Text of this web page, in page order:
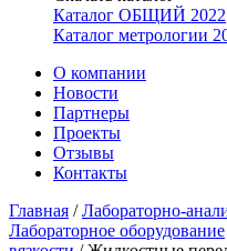
Каталог ОБЩИЙ 2022
Каталог метрологии
О компании
Новости
Партнеры
Проекты
Отзывы
Контакты
Главная / Лабораторно-
Лабораторное оборудование